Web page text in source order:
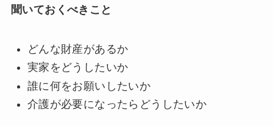
聞いておくべきこと
どんな財産があるか
実家をどうしたいか
誰に何をお願いしたいか
介護が必要になったらどうしたいか